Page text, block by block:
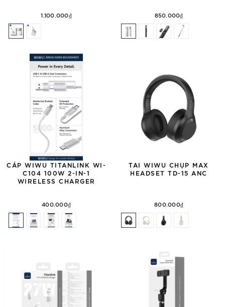
1.100.000₫ 850.000₫
CÁP WIWU TITANLINK WI-
C104 100W 2-IN-1
WIRELESS CHARGER
400.000₫
TAI WIWU CHỤP MAX
HEADSET TD-15 ANC
800.000₫